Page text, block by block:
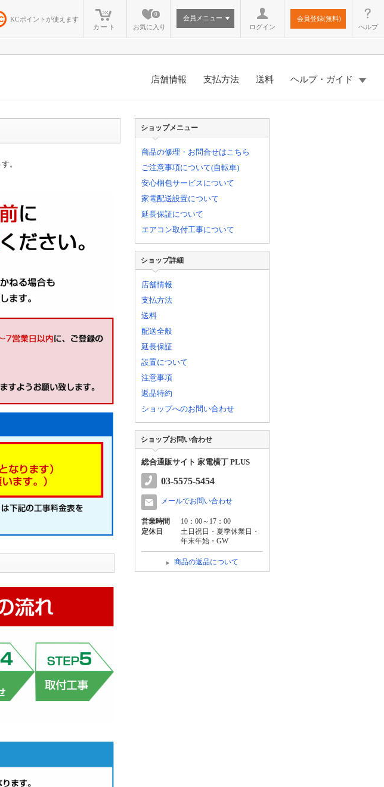
KCポイントが使えます
カート
お気に入り
0
会員メニュー
ログイン
会員登録(無料)
ヘルプ
店舗情報 支払方法 送料 ヘルプ・ガイド
。
ショップメニュー
商品の修理・お問合せはこちら
ご注意事項について(自転車)
安心梱包サービスについて
家電配送設置について
延長保証について
エアコン取付工事について
ショップ詳細
店舗情報
支払方法
送料
配送全般
延長保証
設置について
注意事項
返品特約
ショップへのお問い合わせ
ショップお問い合わせ
総合通販サイト 家電横丁 PLUS
03-5575-5454
メールでお問い合わせ
営業時間
10：00～17：00
定休日
土日祝日・夏季休業日・
年末年始・GW
商品の返品について